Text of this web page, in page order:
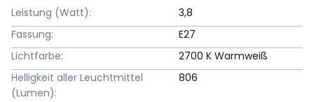
Leistung (Watt):
3,8
Fassung:
E27
Lichtfarbe:
2700 K Warmweiß
Helligkeit aller Leuchtmittel
(Lumen):
806